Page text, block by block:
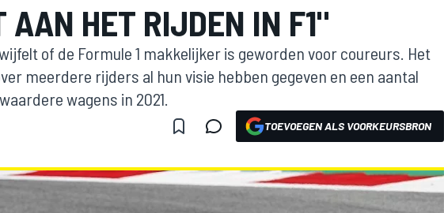
AAN HET RIJDEN IN F1"
of de Formule 1 makkelijker is geworden voor coureurs. Het
meerdere rijders al hun visie hebben gegeven en een aantal
wagens in 2021.
TOEVOEGEN ALS VOORKEURSBRON